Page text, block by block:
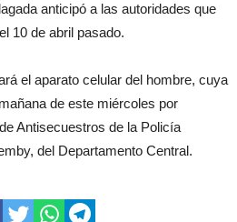
anticipó a las autoridades que
10 de abril pasado.
el aparato celular del hombre, cuya
de este miércoles por
Antisecuestros de la Policía
del Departamento Central.